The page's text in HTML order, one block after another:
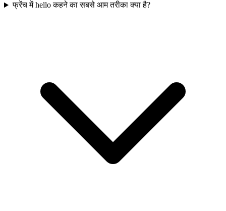
फ्रेंच में hello कहने का सबसे आम तरीका क्या है?